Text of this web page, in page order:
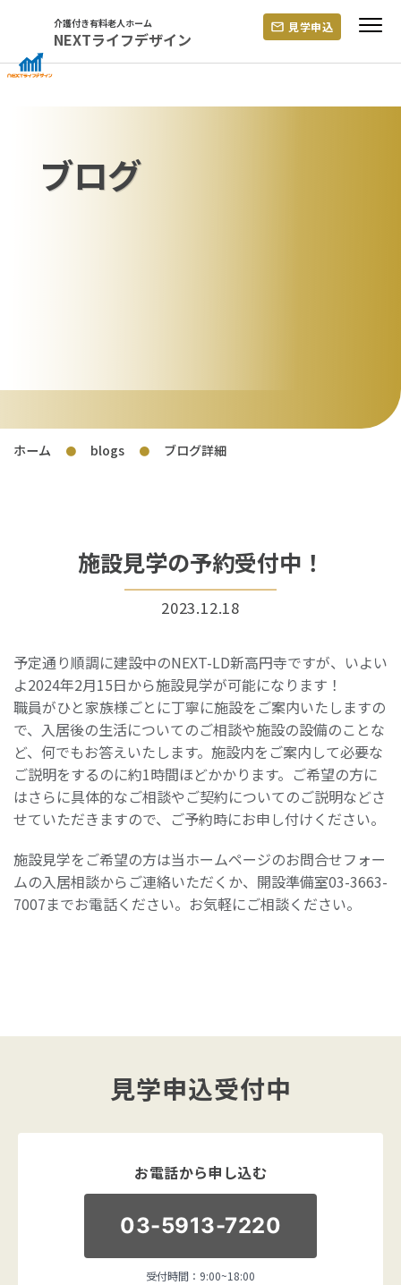
content
介護付き有料老人ホーム
NEXTライフデザイン
見学申込
ブログ
ホーム ● blogs ● ブログ詳細
施設見学の予約受付中！
2023.12.18
予定通り順調に建設中のNEXT-LD新高円寺ですが、いよい
よ2024年2月15日から施設見学が可能になります！
職員がひと家族様ごとに丁寧に施設をご案内いたしますの
で、入居後の生活についてのご相談や施設の設備のことな
ど、何でもお答えいたします。施設内をご案内して必要な
ご説明をするのに約1時間ほどかかります。ご希望の方に
はさらに具体的なご相談やご契約についてのご説明などさ
せていただきますので、ご予約時にお申し付けください。
施設見学をご希望の方は当ホームページのお問合せフォー
ムの入居相談からご連絡いただくか、開設準備室03-3663-
7007までお電話ください。お気軽にご相談ください。
見学申込受付中
お電話から申し込む
03-5913-7220
受付時間：9:00~18:00